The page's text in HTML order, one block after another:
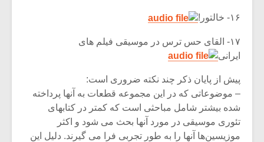
۱۶- خالتور!
۱۷- القای حس ترس در موسیقی فیلم های
ایرانی
پیش از پایان ذکر چند نکته ضروری است:
– موضوعاتی که در این مجموعه قطعات به آنها پرداخته
شده بیشتر شامل مباحثی است که کمتر در کتابهای
تئوری موسیقی در مورد آنها بحث می شود و اکثر
موزیسین‌ها آنها را به طور تجربی فرا می گیرند. دلیل این